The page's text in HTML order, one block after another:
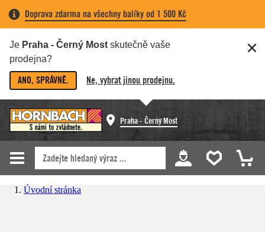
Doprava zdarma na všechny balíky od 1 500 Kč
Je Praha - Černý Most skutečně vaše
prodejna?
ANO, SPRÁVNĚ. Ne, vybrat jinou prodejnu.
Praha - Černý Most
Úvodní stránka